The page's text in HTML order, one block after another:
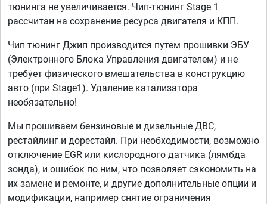
тюнинга не увеличивается. Чип-тюнинг Stage 1
рассчитан на сохранение ресурса двигателя и КПП.
Чип тюнинг Джип производится путем прошивки ЭБУ
(Электронного Блока Управления двигателем) и не
требует физического вмешательства в конструкцию
авто (при Stage1). Удаление катализатора
необязательно!
Мы прошиваем бензиновые и дизельные ДВС,
рестайлинг и дорестайл. При необходимости, возможно
отключение EGR или кислородного датчика (лямбда
зонда), и ошибок по ним, что позволяет сэкономить на
их замене и ремонте, и другие дополнительные опции и
модификации, например снятие ограничения